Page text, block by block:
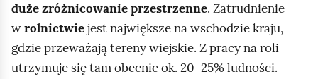
duże zróżnicowanie przestrzenne. Zatrudnienie
wrolnictwiejest największe na wschodzie kraju,
gdzie przeważają tereny wiejskie. Z pracy na roli
utrzymuje się tam obecnie ok. 20–25% ludności.